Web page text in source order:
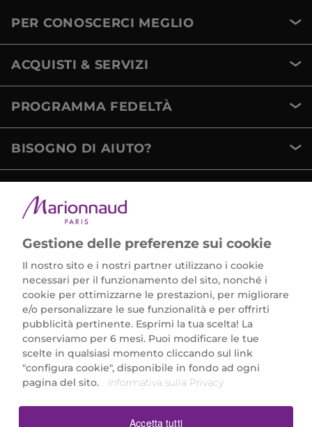
PER CONOSCERCI MEGLIO
ACQUISTI & SERVIZI
PROGRAMMA FEDELTÀ
BISOGNO DI AIUTO?
Marionnaud Parfumeries Italia S.r.l.
Largo Fiera Milano 5, 20017 Rho (MI)
REA Milano 1650024 con P.IVA 13425220152.
SCARICA LA NOSTRA APP
Gestione delle preferenze sui cookie
Il nostro sito e i nostri partner utilizzano i cookie
necessari per il funzionamento del sito, nonché i
cookie per ottimizzarne le prestazioni, per migliorare
e/o personalizzare le sue funzionalità e per offrirti
pubblicità pertinente. Esprimi la tua scelta! La
conserviamo per 6 mesi. Puoi modificare le tue
scelte in qualsiasi momento cliccando sul link
"configura cookie", disponibile in fondo ad ogni
pagina del sito.
Informativa sulla Privacy
Accetta tutti